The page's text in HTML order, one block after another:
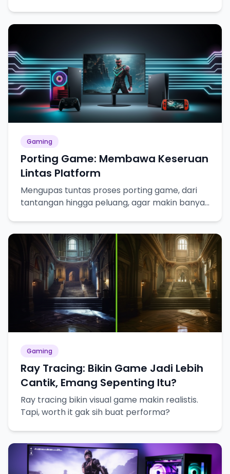
Gaming
Porting Game: Membawa Keseruan
Lintas Platform
Mengupas tuntas proses porting game, dari
tantangan hingga peluang, agar makin banyak
Gaming
Ray Tracing: Bikin Game Jadi Lebih
Cantik, Emang Sepenting Itu?
Ray tracing bikin visual game makin realistis.
Tapi, worth it gak sih buat performa?